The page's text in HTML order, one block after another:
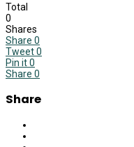
Total
0
Shares
Share 0
Tweet0
Pin it0
Share 0
Share